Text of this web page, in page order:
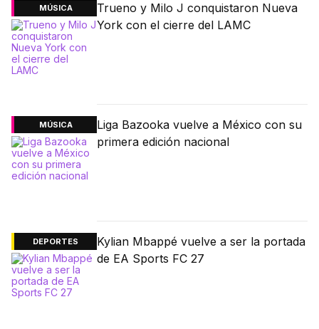
MÚSICA
Trueno y Milo J conquistaron Nueva
York con el cierre del LAMC
MÚSICA
Liga Bazooka vuelve a México con su
primera edición nacional
DEPORTES
Kylian Mbappé vuelve a ser la portada
de EA Sports FC 27